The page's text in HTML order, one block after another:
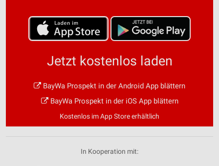
Jetzt kostenlos laden
BayWa Prospekt in der Android App blättern
BayWa Prospekt in der iOS App blättern
Kostenlos im App Store erhältlich
In Kooperation mit: